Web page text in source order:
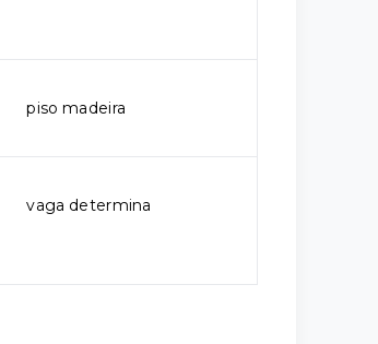
piso madeira
vaga determina